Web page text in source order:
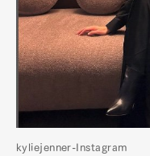
kyliejenner-Instagram